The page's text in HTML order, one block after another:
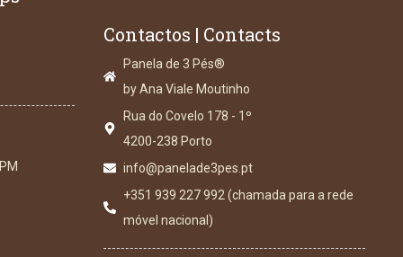
Contactos | Contacts
Panela de 3 Pés®
by Ana Viale Moutinho
Rua do Covelo 178 - 1º
4200-238 Porto
info@panelade3pes.pt
+351 939 227 992 (chamada para a rede
móvel nacional)